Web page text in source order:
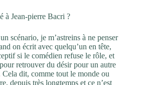
à Jean-pierre Bacri ?
scénario, je m’astreins à ne penser
on écrit avec quelqu’un en tête,
si le comédien refuse le rôle, et
retrouver du désir pour un autre
dit, comme tout le monde ou
depuis très longtemps et ce n’est